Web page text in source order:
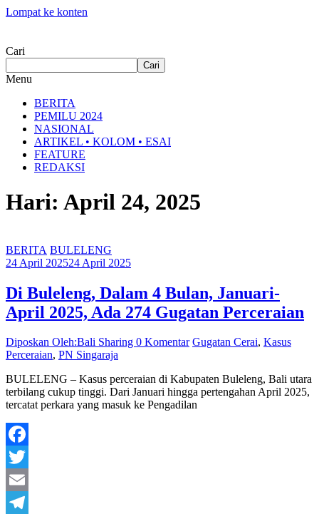
Lompat ke konten
Cari
Cari
Menu
BERITA
PEMILU 2024
NASIONAL
ARTIKEL • KOLOM • ESAI
FEATURE
REDAKSI
Hari: April 24, 2025
BERITA BULELENG
24 April 202524 April 2025
Di Buleleng, Dalam 4 Bulan, Januari-
April 2025, Ada 274 Gugatan Perceraian
Diposkan Oleh:Bali Sharing 0 Komentar Gugatan Cerai, Kasus
Perceraian, PN Singaraja
BULELENG – Kasus perceraian di Kabupaten Buleleng, Bali utara
terbilang cukup tinggi. Dari Januari hingga pertengahan April 2025,
tercatat perkara yang masuk ke Pengadilan
Facebook
Twitter
Email